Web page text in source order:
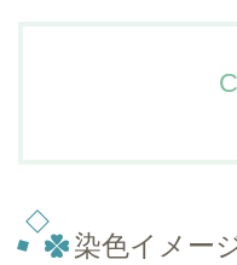
染色イメー